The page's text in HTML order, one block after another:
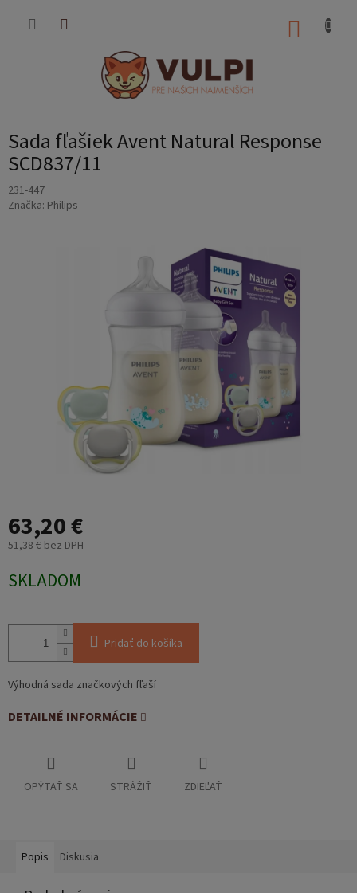
Sada fľašiek Avent Natural Response
SCD837/11
231-447
Značka: Philips
63,20 €
51,38 € bez DPH
cena:
SKLADOM
Pridať do košíka
Výhodná sada značkových fľaší
DETAILNÉ INFORMÁCIE
OPÝTAŤ SA STRÁŽIŤ ZDIEĽAŤ
Popis Diskusia